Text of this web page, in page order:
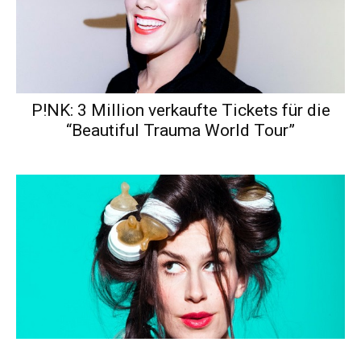
P!NK: 3 Million verkaufte Tickets für die
“Beautiful Trauma World Tour”